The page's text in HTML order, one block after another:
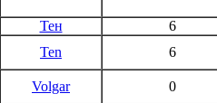
Тен
6
Ten
6
Volgar 0